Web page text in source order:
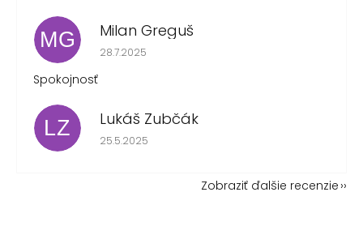
MG Milan Greguš
Hodnotenie obchodu je 5 z 5 hviezdičiek.
28.7.2025
Spokojnosť
LZ Lukáš Zubčák
Hodnotenie obchodu je 5 z 5 hviezdičiek.
25.5.2025
Zobraziť ďalšie recenzie